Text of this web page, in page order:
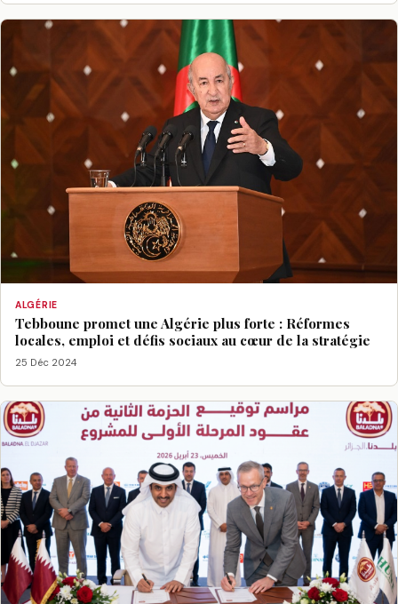
ALGÉRIE
Tebboune promet une Algérie plus forte : Réformes
locales, emploi et défis sociaux au cœur de la stratégie
25 Déc 2024